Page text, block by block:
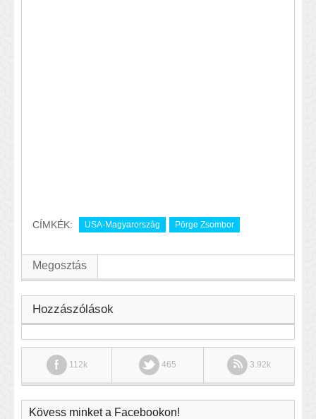
CÍMKÉK: USA-Magyarország Pörge Zsombor
Megosztás
Hozzászólások
112k 465 3.92k
Kövess minket a Facebookon!